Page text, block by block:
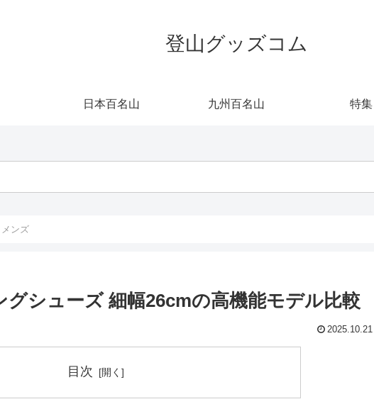
登山グッズコム
日本百名山 九州百名山 特集
メンズ
シューズ 細幅26cmの高機能モデル比較
2025.10.21
目次